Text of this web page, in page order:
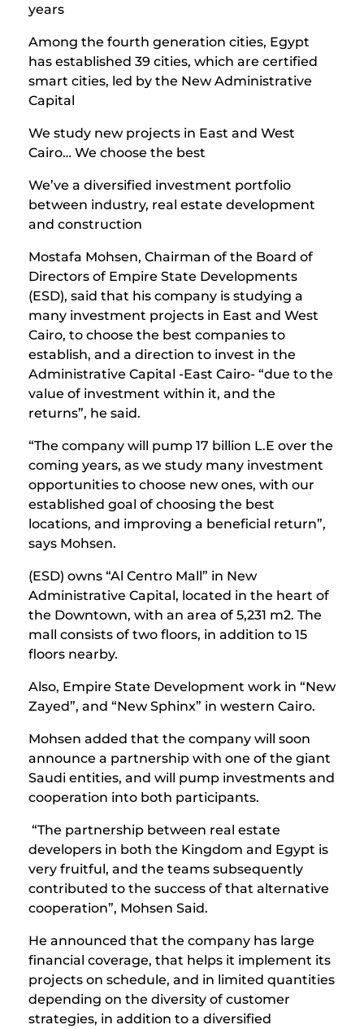
years
Among the fourth generation cities, Egypt
has established 39 cities, which are certified
smart cities, led by the New Administrative
Capital
We study new projects in East and West
Cairo… We choose the best
We’ve a diversified investment portfolio
between industry, real estate development
and construction
Mostafa Mohsen, Chairman of the Board of
Directors of Empire State Developments
(ESD), said that his company is studying a
many investment projects in East and West
Cairo, to choose the best companies to
establish, and a direction to invest in the
Administrative Capital -East Cairo- “due to the
value of investment within it, and the
returns”, he said.
“The company will pump 17 billion L.E over the
coming years, as we study many investment
opportunities to choose new ones, with our
established goal of choosing the best
locations, and improving a beneficial return”,
says Mohsen.
(ESD) owns “Al Centro Mall” in New
Administrative Capital, located in the heart of
the Downtown, with an area of ​​5,231 m2. The
mall consists of two floors, in addition to 15
floors nearby.
Also, Empire State Development work in “New
Zayed”, and “New Sphinx” in western Cairo.
Mohsen added that the company will soon
announce a partnership with one of the giant
Saudi entities, and will pump investments and
cooperation into both participants.
“The partnership between real estate
developers in both the Kingdom and Egypt is
very fruitful, and the teams subsequently
contributed to the success of that alternative
cooperation”, Mohsen Said.
He announced that the company has large
financial coverage, that helps it implement its
projects on schedule, and in limited quantities
depending on the diversity of customer
strategies, in addition to a diversified